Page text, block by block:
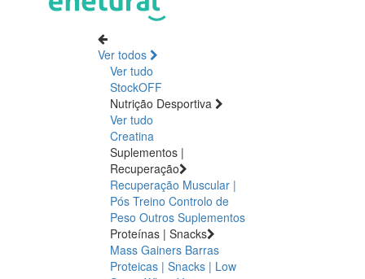
Ver todos
Ver tudo
StockOFF
Nutrição Desportiva
Ver tudo
Creatina
Suplementos |
Recuperação
Recuperação Muscular |
Pós Treino Controlo de
Peso Outros Suplementos
Proteínas | Snacks
Mass Gainers Barras
Proteicas | Snacks | Low